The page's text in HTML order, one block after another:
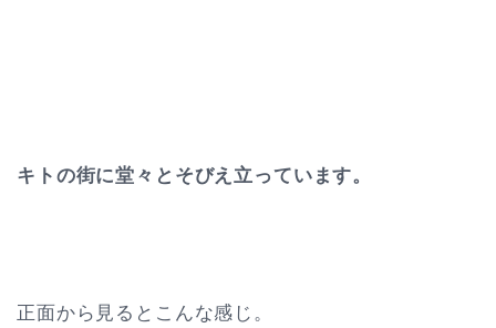
キトの街に堂々とそびえ立っています。
正面から見るとこんな感じ。